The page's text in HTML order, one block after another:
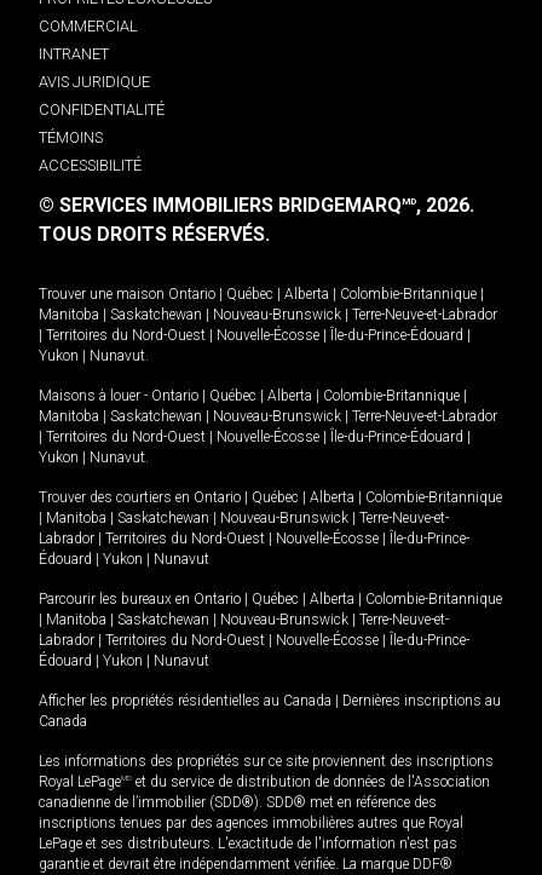
COMMERCIAL
INTRANET
AVIS JURIDIQUE
CONFIDENTIALITÉ
TÉMOINS
ACCESSIBILITÉ
© SERVICES IMMOBILIERS BRIDGEMARQMD, 2026.
TOUS DROITS RÉSERVÉS.
Trouver une maison Ontario Québec Alberta Colombie-Britannique
Manitoba
Saskatchewan Nouveau-Brunswick
Terre-Neuve-et-Labrador
Territoires du Nord-Ouest Nouvelle-Écosse Île-du-Prince-Édouard
Yukon
Nunavut.
Maisons à louer - Ontario Québec Alberta Colombie-Britannique
Manitoba
Saskatchewan Nouveau-Brunswick
Terre-Neuve-et-Labrador
Territoires du Nord-Ouest Nouvelle-Écosse Île-du-Prince-Édouard
Yukon
Nunavut.
Trouver des courtiers en Ontario Québec Alberta
Colombie-Britannique
Manitoba Saskatchewan Nouveau-Brunswick
Terre-Neuve-et-
Labrador
Territoires du Nord-Ouest Nouvelle-Écosse
Île-du-Prince-
Édouard
Yukon Nunavut
Parcourir les bureaux en Ontario Québec Alberta
Colombie-Britannique
Manitoba Saskatchewan Nouveau-Brunswick
Terre-Neuve-et-
Labrador
Territoires du Nord-Ouest Nouvelle-Écosse
Île-du-Prince-
Édouard
Yukon Nunavut
Afficher les propriétés résidentielles au Canada
Dernières inscriptions au
Canada
Les informations des propriétés sur ce site proviennent des inscriptions
Royal LePageMD et du service de distribution de données de l'Association
canadienne de l’immobilier (SDD®). SDD® met en référence des
inscriptions tenues par des agences immobilières autres que Royal
LePage et ses distributeurs. L'exactitude de l'information n'est pas
garantie et devrait être indépendamment vérifiée. La marque DDF®